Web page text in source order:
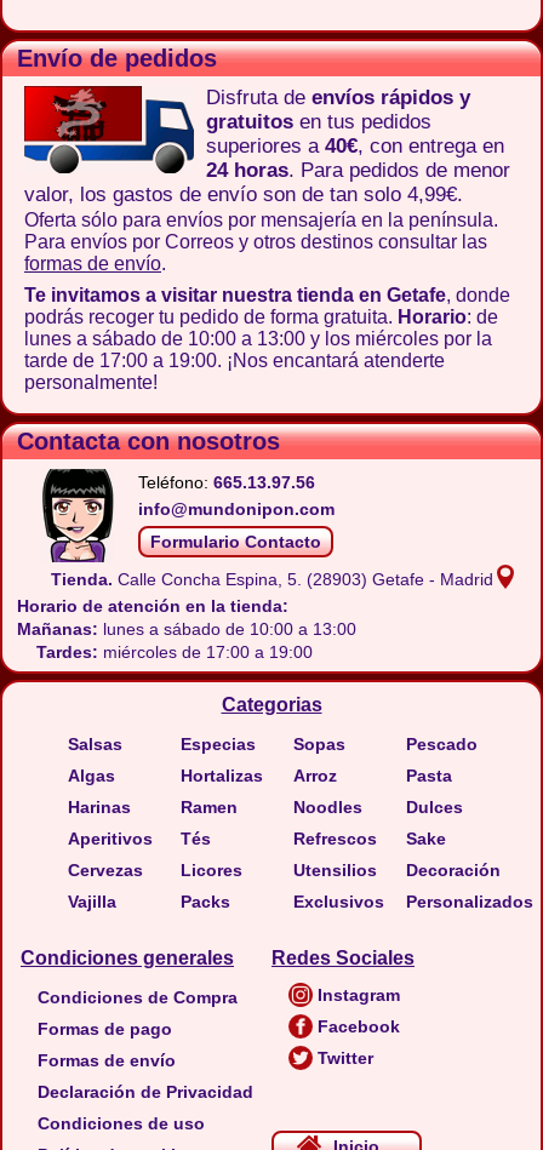
Envío de pedidos
Disfruta de envíos rápidos y
gratuitos en tus pedidos
superiores a 40€, con entrega en
24 horas. Para pedidos de menor
valor, los gastos de envío son de tan solo 4,99€.
Oferta sólo para envíos por mensajería en la península.
Para envíos por Correos y otros destinos consultar las
formas de envío.
Te invitamos a visitar nuestra tienda en Getafe, donde
podrás recoger tu pedido de forma gratuita. Horario: de
lunes a sábado de 10:00 a 13:00 y los miércoles por la
tarde de 17:00 a 19:00. ¡Nos encantará atenderte
personalmente!
Contacta con nosotros
Teléfono: 665.13.97.56
info@mundonipon.com
Formulario Contacto
Tienda. Calle Concha Espina, 5. (28903) Getafe - Madrid
Horario de atención en la tienda:
Mañanas: lunes a sábado de 10:00 a 13:00
Tardes: miércoles de 17:00 a 19:00
Categorias
Salsas
Algas
Harinas
Aperitivos
Cervezas
Vajilla
Especias
Hortalizas
Ramen
Tés
Licores
Packs
Sopas
Arroz
Noodles
Refrescos
Utensilios
Exclusivos
Pescado
Pasta
Dulces
Sake
Decoración
Personalizados
Condiciones generales
Condiciones de Compra
Formas de pago
Formas de envío
Declaración de Privacidad
Condiciones de uso
Redes Sociales
Instagram
Facebook
Twitter